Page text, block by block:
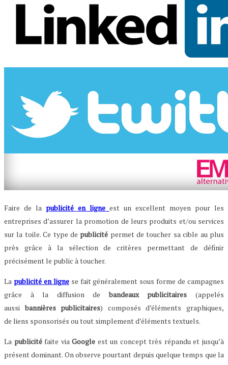
Faire de la publicité en ligne est un excellent moyen pour les
entreprises d’assurer la promotion de leurs produits et/ou services
sur la toile. Ce type depublicité permet de toucher sa cible au plus
près grâce à la sélection de critères permettant de définir
précisément le public à toucher.
La publicité en lignese fait généralement sous forme de campagnes
grâce à la diffusion debandeaux publicitaires(appelés
aussibannières publicitaires) composés d’éléments graphiques,
de liens sponsorisés ou tout simplement d’éléments textuels.
La publicitéfaite viaGoogle est un concept très répandu et jusqu’à
présent dominant. On observe pourtant depuis quelque temps que la